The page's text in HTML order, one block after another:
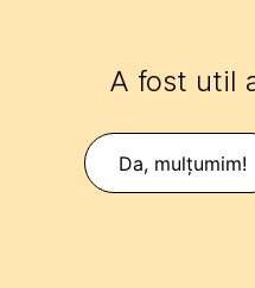
A fost util
Da, mulțumim!